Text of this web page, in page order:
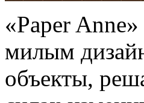
«Paper
милым
объекты,